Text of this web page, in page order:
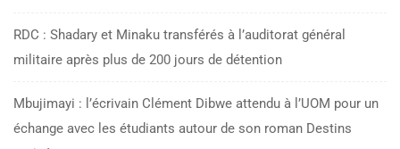
RDC : Shadary et Minaku transférés à l’auditorat général
militaire après plus de 200 jours de détention
Mbujimayi : l’écrivain Clément Dibwe attendu à l’UOM pour un
échange avec les étudiants autour de son roman Destins